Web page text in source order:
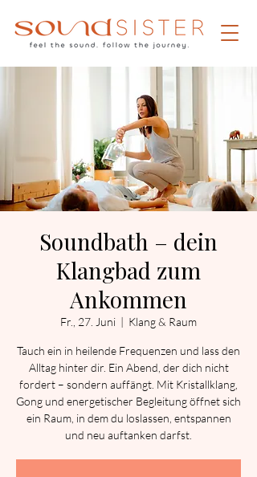
Soundbath – dein
Klangbad zum
Ankommen
Fr., 27. Juni
  |
Klang & Raum
Tauch ein in heilende Frequenzen und lass den
Alltag hinter dir. Ein Abend, der dich nicht
fordert – sondern auffängt. Mit Kristallklang,
Gong und energetischer Begleitung öffnet sich
ein Raum, in dem du loslassen, entspannen
und neu auftanken darfst.